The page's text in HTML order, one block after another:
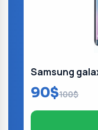
Samsung
90$100$